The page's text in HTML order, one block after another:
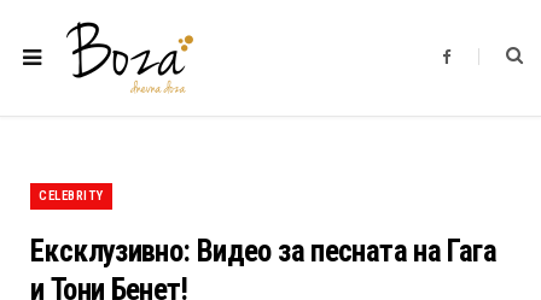
F
b
CELEBRITY
Ексклузивно: Видео за песната на Гага
и Тони Бенет!